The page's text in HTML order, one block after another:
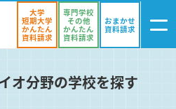
気になる 資料リスト
大学
短期大学
かんたん
資料請求
専門学校
その他
かんたん
資料請求
おまかせ
資料請求
オ分野の学校を探す